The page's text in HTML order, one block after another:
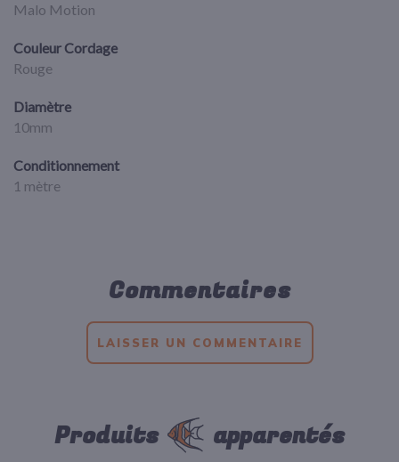
Malo Motion
Couleur Cordage
Rouge
Diamètre
10mm
Conditionnement
1 mètre
Commentaires
LAISSER UN COMMENTAIRE
Produits apparentés